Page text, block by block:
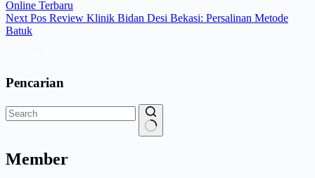
Online Terbaru
Next Pos Review Klinik Bidan Desi Bekasi: Persalinan Metode
Batuk
Pencarian
Member